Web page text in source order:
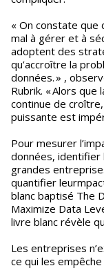
« On constate que
mal à gérer et à
adoptent des
qu’accroître la
données. » ,
Rubrik. « Alors
continue de
puissante est
Pour mesurer
données,
grandes
quantifier
blanc baptisé The
Maximize Data
livre blanc révèle
Les entreprises
ce qui les